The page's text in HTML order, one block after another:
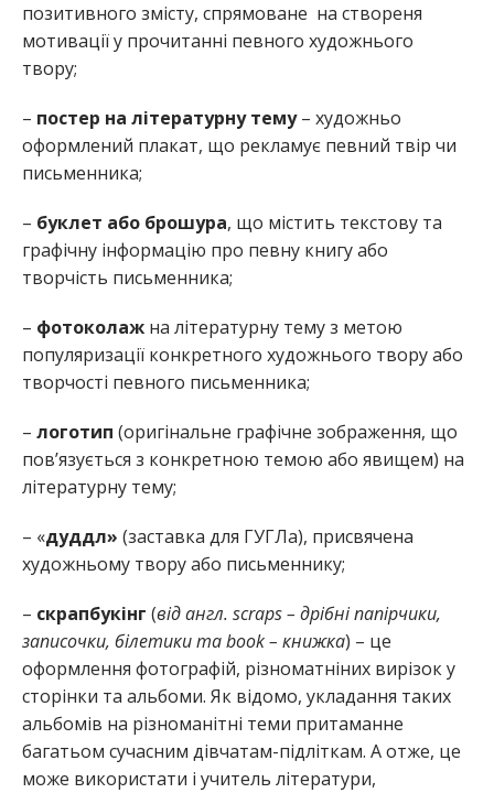
позитивного змісту, спрямоване на створеня
мотивації у прочитанні певного художнього
твору;
– постер на літературну тему– художньо
оформлений плакат, що рекламує певний твір чи
письменника;
– буклет або брошура, що містить текстову та
графічну інформацію про певну книгу або
творчість письменника;
– фотоколаж на літературну тему з метою
популяризації конкретного художнього твору або
творчості певного письменника;
– логотип (оригінальне графічне зображення, що
пов’язується з конкретною темою або явищем) на
літературну тему;
– «дуддл» (заставка для ГУГЛа), присвячена
художньому твору або письменнику;
– скрапбукінг (від англ. scraps – дрібні папірчики,
записочки, білетики та book – книжка) – це
оформлення фотографій, різноматніних вирізок у
сторінки та альбоми. Як відомо, укладання таких
альбомів на різноманітні теми притаманне
багатьом сучасним дівчатам-підліткам. А отже, це
може використати і учитель літератури,